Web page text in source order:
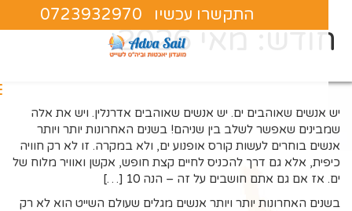
התקשרו עכשיו 0723932970
חודש:מאי 2026
יש אנשים שאוהבים ים. יש אנשים שאוהבים אדרנלין. ויש את אלה
שמבינים שאפשר לשלב בין שניהם! בשנים האחרונות יותר ויותר
אנשים בוחרים לעשות קורס אופנוע ים, ולא במקרה. זו לא רק חוויה
כיפית, אלא גם דרך להכניס לחיים קצת חופש, אקשן ואוויר מלוח של
ים. אז אם גם אתם חושבים על זה – הנה 10 […]
בשנים האחרונות יותר ויותר אנשים מגלים שעולם השייט הוא לא רק